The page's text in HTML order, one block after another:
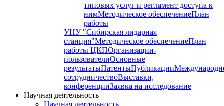
типовых услуг и регламент доступа к
нимМетодическое обеспечениеПлан
работы
УНУ "Сибирская лидарная
станция"Методическое обеспечениеПлан
работы ЦКПОрганизации-
пользователиОсновные
результатыПатентыПубликации
сотрудничествоВыставки,
конференцииЗаявка на исследование
Научная деятельность
Научная деятельность